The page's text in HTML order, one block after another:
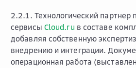
2.2.1. Технологический партнер
сервисы Cloud.ru в составе
добавляя собственную
внедрению и интеграции.
операционная работа